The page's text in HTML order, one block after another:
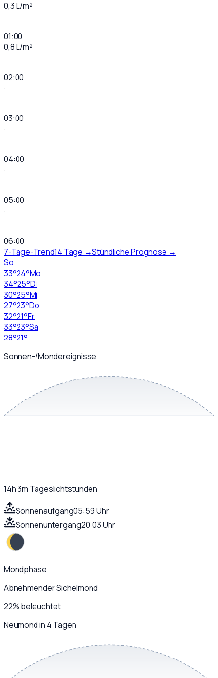
0,3 L/m²
01:00
0,8 L/m²
02:00
·
03:00
·
04:00
·
05:00
·
06:00
7-Tage-Trend14 Tage →Stündliche Prognose →
So
33°24°Mo
34°25°Di
30°25°Mi
27°23°Do
32°21°Fr
33°23°Sa
28°21°
Sonnen-/Mondereignisse
14h 3m Tageslichtstunden
Sonnenaufgang05:59 Uhr
Sonnenuntergang20:03 Uhr
Mondphase
Abnehmender Sichelmond
22% beleuchtet
Neumond in 4 Tagen